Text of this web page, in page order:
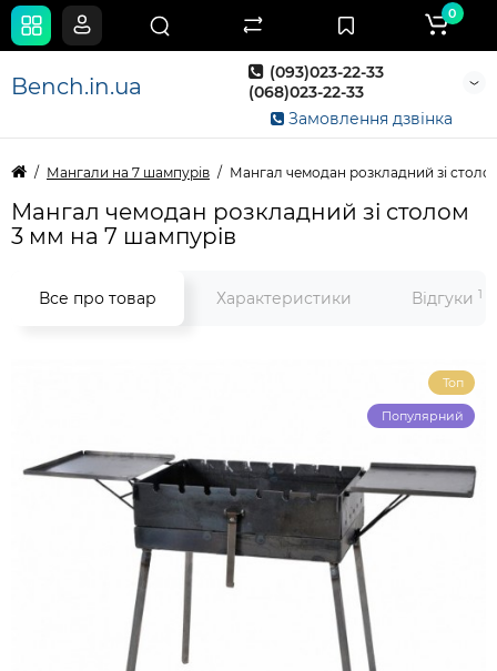
Bench.in.ua
(093)023-22-33
(068)023-22-33
Замовлення дзвінка
0
Мангали на 7 шампурів Мангал чемодан розкладний зі
Мангал чемодан розкладний зі столом
3 мм на 7 шампурів
Все про товар Характеристики Відгуки 1
Топ
Популярний